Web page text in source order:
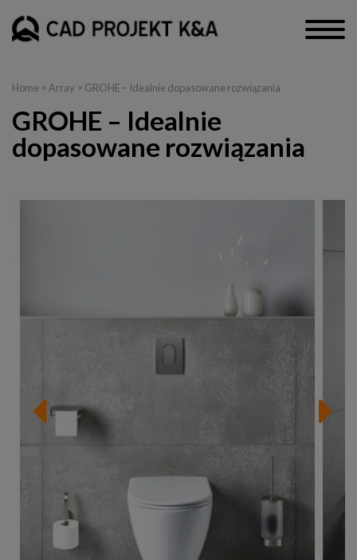
Home > Array > GROHE – Idealnie dopasowane rozwiązania
GROHE – Idealnie
dopasowane rozwiązania